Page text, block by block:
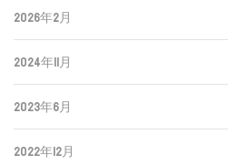
2026年2月
2024年11月
2023年6月
2022年12月